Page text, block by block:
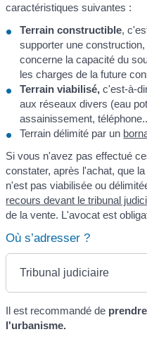
caractéristiques suivantes :
Terrain constructible,
supporter une
concerne la capacité du
les charges de la future
Terrain viabilisé, c'est-à-
aux réseaux divers (eau
assainissement,
Terrain délimité par un
Si vous n'avez pas effectué
constater, après l'achat, que
n'est pas viabilisée ou
recours devant le tribunal
de la vente. L'avocat est
Où s’adresser ?
Tribunal judiciaire
Il est recommandé de
l'urbanisme.